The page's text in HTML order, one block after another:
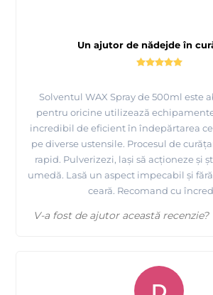
Un ajutor de nădejde în
Solventul WAX Spray de 500ml este
pentru oricine utilizează
incredibil de eficient în îndepărtarea
pe diverse ustensile. Procesul de
rapid. Pulverizezi, lași să acționeze și
umedă. Lasă un aspect impecabil și
ceară. Recomand cu
V-a fost de ajutor această recenzie?